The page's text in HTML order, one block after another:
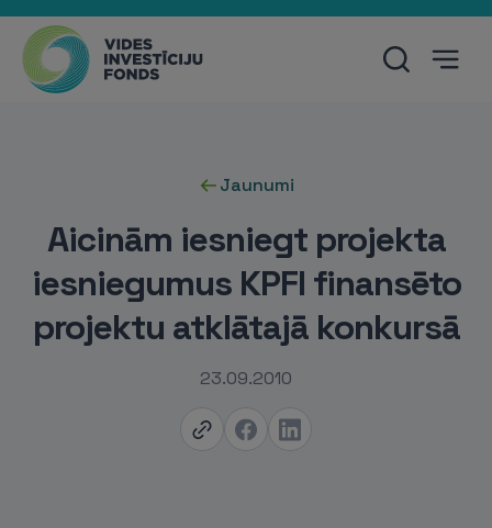
Jaunumi
Aicinām iesniegt projekta
iesniegumus KPFI finansēto
projektu atklātajā konkursā
23.09.2010